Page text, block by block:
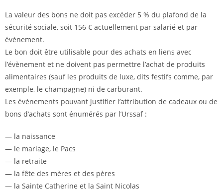
La valeur des bons ne doit pas excéder 5 % du plafond de la
sécurité sociale, soit 156 € actuellement par salarié et par
évènement.
Le bon doit être utilisable pour des achats en liens avec
l’évènement et ne doivent pas permettre l’achat de produits
alimentaires (sauf les produits de luxe, dits festifs comme, par
exemple, le champagne) ni de carburant.
Les évènements pouvant justifier l’attribution de cadeaux ou de
bons d’achats sont énumérés par l’Urssaf :
— la naissance
— le mariage, le Pacs
— la retraite
— la fête des mères et des pères
— la Sainte Catherine et la Saint Nicolas